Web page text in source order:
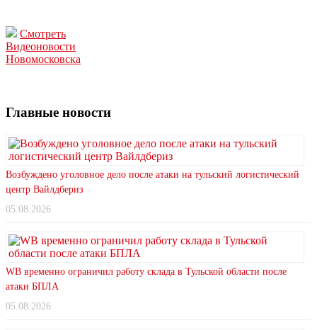
Смотреть
Видеоновости
Новомосковска
Главные новости
Возбуждено уголовное дело после атаки на тульский логистический
центр Вайлдбериз
05.08.2026
WB временно ограничил работу склада в Тульской области после
атаки БПЛА
05.08.2026